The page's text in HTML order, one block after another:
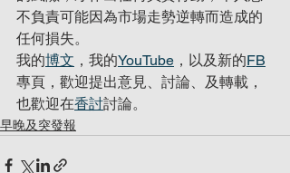
不負責可能因為市場走勢逆轉而造成的
任何損失。
我的博文 ，我的YouTube ，以及新的FB
專頁，歡迎提出意見、討論、及轉載，
也歡迎在香討討論。
早晚及突發報